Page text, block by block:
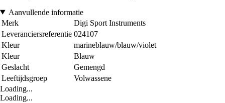
Aanvullende informatie
Merk
Digi Sport Instruments
Leveranciersreferentie 024107
Kleur
marineblauw/blauw/violet
Kleur
Blauw
Geslacht
Gemengd
Leeftijdsgroep
Volwassene
Loading...
Loading...